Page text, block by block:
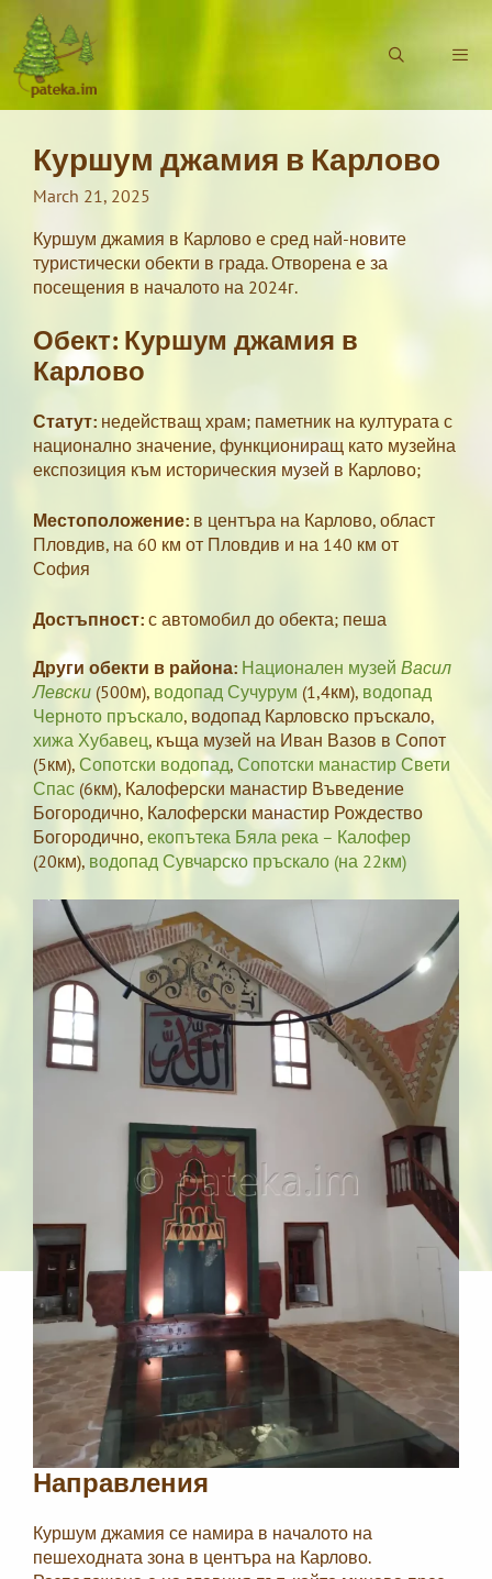
content
Куршум джамия в Карлово
March 21, 2025
Куршум джамия в Карлово е сред най-новите
туристически обекти в града. Отворена е за
посещения в началото на 2024г.
Обект: Куршум джамия в
Карлово
Статут: недействащ храм; паметник на културата с
национално значение, функциониращ като музейна
експозиция към историческия музей в Карлово;
Местоположение: в центъра на Карлово, област
Пловдив, на 60 км от Пловдив и на 140 км от
София
Достъпност: с автомобил до обекта; пеша
Други обекти в района: Национален музей Васил
Левски (500м), водопад Сучурум (1,4км), водопад
Черното пръскало, водопад Карловско пръскало,
хижа Хубавец, къща музей на Иван Вазов в Сопот
(5км), Сопотски водопад, Сопотски манастир Свети
Спас (6км), Калоферски манастир Въведение
Богородично, Калоферски манастир Рождество
Богородично, екопътека Бяла река – Калофер
(20км), водопад Сувчарско пръскало (на 22км)
Направления
Куршум джамия се намира в началото на
пешеходната зона в центъра на Карлово.